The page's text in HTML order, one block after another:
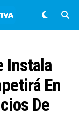
Instala
En
De